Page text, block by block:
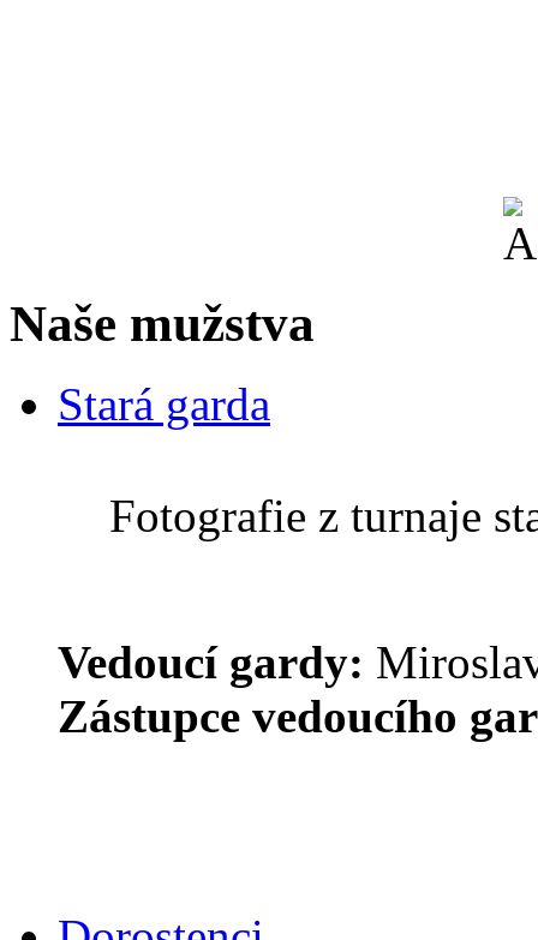
Naše mužstva
Stará garda
Fotografie z turnaje
Vedoucí gardy:
Zástupce vedoucího